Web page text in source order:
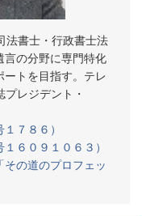
法書士・行政書士法
言の分野に専門特化
ートを目指す。テレ
レジデント・
７８６）
６０９１０６３）
その道のプロフェッ